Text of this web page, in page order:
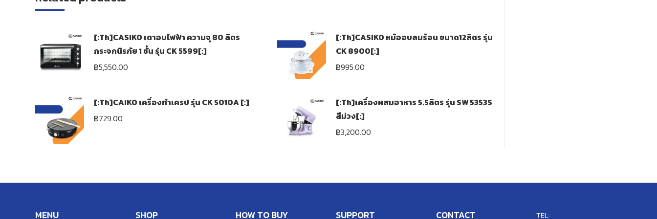
[:Th]CASIKO เตาอบไฟฟ้า ความจุ 80 ลิตร
กระจกนิรภัย 1 ชั้น รุ่น CK 5599[:]
฿5,550.00
[:Th]CASIKO หม้ออบลมร้อน ขนาด12ลิตร รุ่น
CK 8900[:]
฿995.00
[:Th]CAIKO เครื่องทำเครป รุ่น CK 5010A [:]
฿729.00
[:Th]เครื่องผสมอาหาร 5.5ลิตร รุ่น SW 5353S
สีม่วง[:]
฿3,200.00
MENU SHOP HOW TO BUY SUPPORT CONTACT TEL: